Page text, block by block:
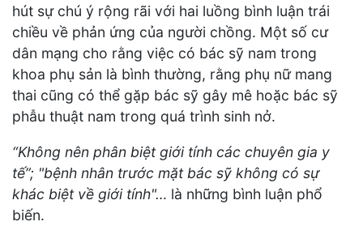
hút sự chú ý rộng rãi với hai luồng bình luận trái
chiều về phản ứng của người chồng. Một số cư
dân mạng cho rằng việc có bác sỹ nam trong
khoa phụ sản là bình thường, rằng phụ nữ mang
thai cũng có thể gặp bác sỹ gây mê hoặc bác sỹ
phẫu thuật nam trong quá trình sinh nở.
“Không nên phân biệt giới tính các chuyên gia y
tế”; "bệnh nhân trước mặt bác sỹ không có sự
khác biệt về giới tính"… là những bình luận phổ
biến.